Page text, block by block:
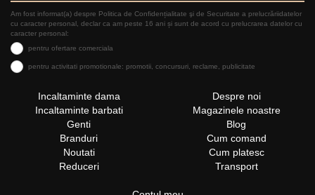
Am fost informat(a) despre Politica de Confidențialitate şi de Securitate a prelucrăriidatelor
cu caracter personal, declar ca am peste 16 ani și sunt de acord cu prelucrarea datelor cu
caracter personal:
pentru ofertare comerciala
pentru activitati promotionale: promotii, concursuri, reclame, publicitate
Incaltaminte dama
Incaltaminte barbati
Genti
Branduri
Noutati
Reduceri
Despre noi
Magazinele noastre
Blog
Cum comand
Cum platesc
Transport